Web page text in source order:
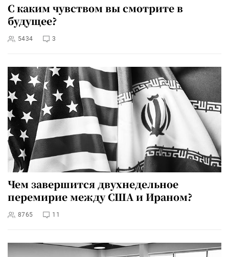
С каким чувством вы смотрите в
будущее?
5434 3
Чем завершится двухнедельное
перемирие между США и Ираном?
8765 11